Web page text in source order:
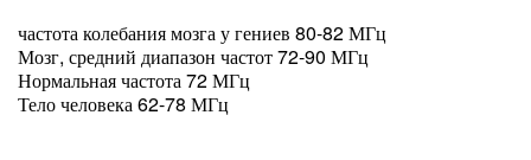
частота колебания мозга у гениев 80-82 МГц
Мозг, средний диапазон частот 72-90 МГц
Нормальная частота 72 МГц
Тело человека 62-78 МГц